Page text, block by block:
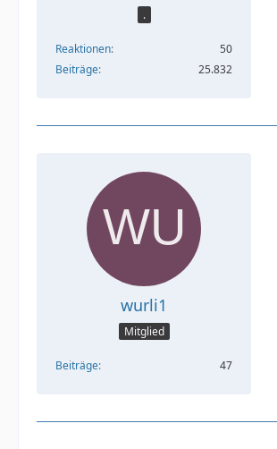
.
Reaktionen
50
Beiträge
25.832
wurli1
Mitglied
Beiträge 47